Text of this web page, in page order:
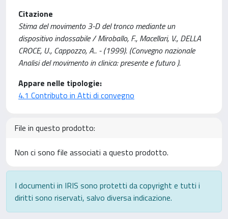
Citazione
Stima del movimento 3-D del tronco mediante un
dispositivo indossabile / Miroballo, F., Macellari, V., DELLA
CROCE, U., Cappozzo, A.. - (1999). (Convegno nazionale
Analisi del movimento in clinica: presente e futuro ).
Appare nelle tipologie:
4.1 Contributo in Atti di convegno
File in questo prodotto:
Non ci sono file associati a questo prodotto.
I documenti in IRIS sono protetti da copyright e tutti i
diritti sono riservati, salvo diversa indicazione.